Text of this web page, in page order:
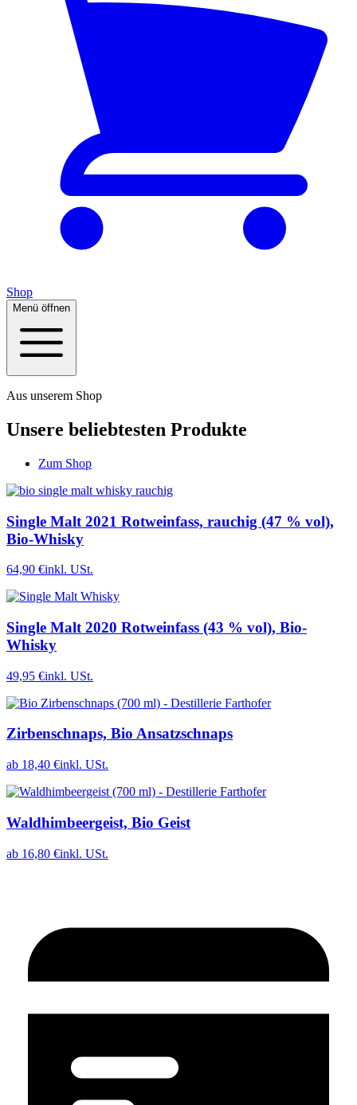
Shop
Menü öffnen
Aus unserem Shop
Unsere beliebtesten Produkte
Zum Shop
Single Malt 2021 Rotweinfass, rauchig (47 % vol),
Bio-Whisky
64,90 €inkl. USt.
Single Malt 2020 Rotweinfass (43 % vol), Bio-
Whisky
49,95 €inkl. USt.
Zirbenschnaps, Bio Ansatzschnaps
ab 18,40 €inkl. USt.
Waldhimbeergeist, Bio Geist
ab 16,80 €inkl. USt.